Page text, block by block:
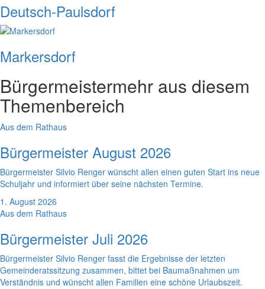
Deutsch-Paulsdorf
Markersdorf
Bürgermeistermehr aus diesem
Themenbereich
Aus dem Rathaus
Bürgermeister August 2026
Bürgermeister Silvio Renger wünscht allen einen guten Start ins neue
Schuljahr und informiert über seine nächsten Termine.
1. August 2026
Aus dem Rathaus
Bürgermeister Juli 2026
Bürgermeister Silvio Renger fasst die Ergebnisse der letzten
Gemeinderatssitzung zusammen, bittet bei Baumaßnahmen um
Verständnis und wünscht allen Familien eine schöne Urlaubszeit.